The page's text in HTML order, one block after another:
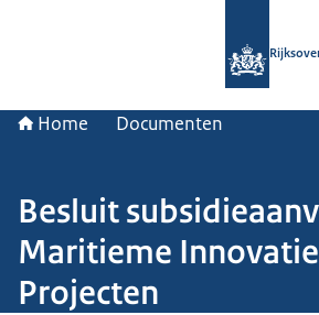
Home Documenten
Besluit
Maritieme
Projecten